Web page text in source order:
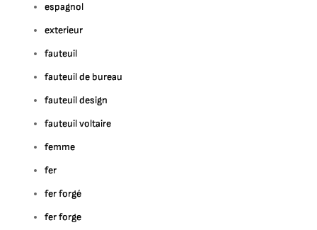
espagnol
exterieur
fauteuil
fauteuil de bureau
fauteuil design
fauteuil voltaire
femme
fer
fer forgé
fer forge